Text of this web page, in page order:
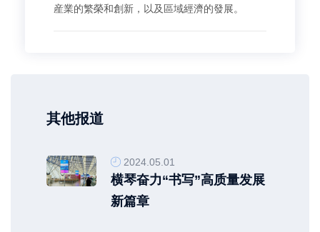
産業的繁榮和創新，以及區域經濟的發展。
其他报道
2024.05.01
横琴奋力“书写”高质量发展
新篇章